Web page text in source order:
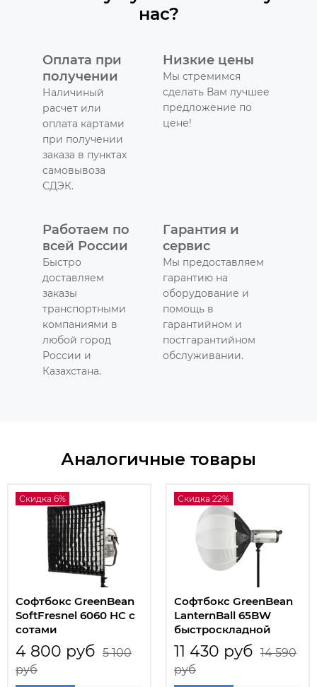
нас?
Оплата при
получении
Наличиный
расчет или
оплата картами
при получении
заказа в пунктах
самовывоза
СДЭК.
Низкие цены
Мы стремимся
сделать Вам лучшее
предложение по
цене!
Работаем по
всей России
Быстро
доставляем
заказы
транспортными
компаниями в
любой город
России и
Казахстана.
Гарантия и
сервис
Мы предоставляем
гарантию на
оборудование и
помощь в
гарантийном и
постгарантийном
обслуживании.
Аналогичные товары
Скидка 6%
Софтбокс GreenBean
SoftFresnel 6060 HC с
сотами
4 800 руб 5 100
руб
Скидка 22%
Софтбокс GreenBean
LanternBall 65BW
быстроскладной
11 430 руб 14 590
руб